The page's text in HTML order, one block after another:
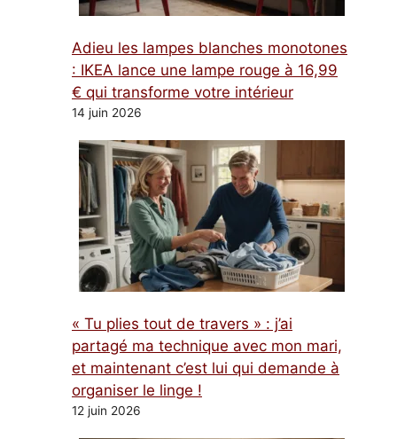
Adieu les lampes blanches monotones
: IKEA lance une lampe rouge à 16,99
€ qui transforme votre intérieur
14 juin 2026
« Tu plies tout de travers » : j’ai
partagé ma technique avec mon mari,
et maintenant c’est lui qui demande à
organiser le linge !
12 juin 2026